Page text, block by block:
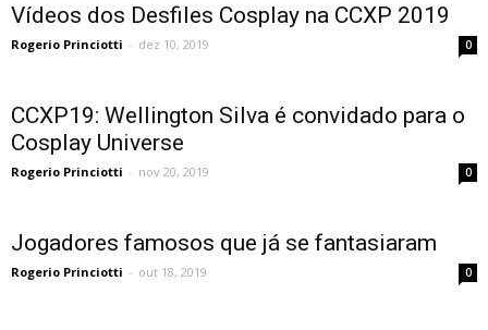
Vídeos dos Desfiles Cosplay na CCXP 2019
Rogerio Princiotti - dez 10, 2019 0
CCXP19: Wellington Silva é convidado para o
Cosplay Universe
Rogerio Princiotti - nov 20, 2019 0
Jogadores famosos que já se fantasiaram
Rogerio Princiotti - out 18, 2019 0